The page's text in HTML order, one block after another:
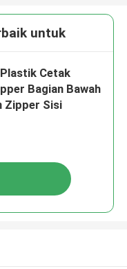
untuk
Cetak
Bagian Bawah
Zipper Sisi